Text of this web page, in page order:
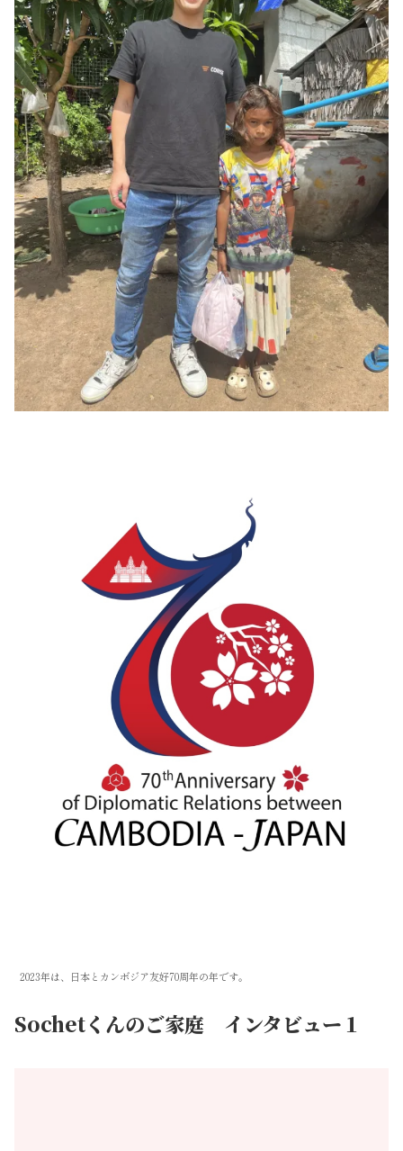
2023年は、日本とカンボジア友好70周年の年です。
Sochetくんのご家庭 インタビュー１